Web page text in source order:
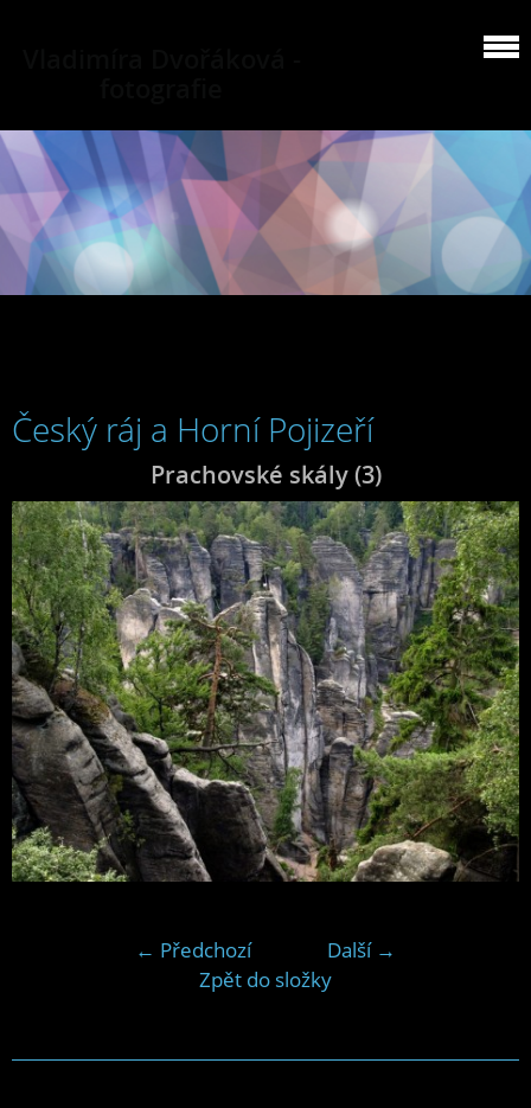
Český ráj a Horní Pojizeří
Prachovské skály (3)
← Předchozí
Další →
Zpět do složky